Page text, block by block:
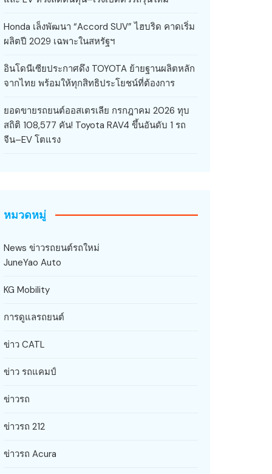
Honda เล็งพัฒนา “Accord SUV” ไฮบริด คาดเริ่ม
ผลิตปี 2029 เฉพาะในสหรัฐฯ
อินโดนีเซียประกาศดึง TOYOTA ย้ายฐานผลิตหลัก
จากไทย พร้อมให้ทุกสิทธิประโยชน์ที่ต้องการ
ยอดขายรถยนต์ออสเตรเลีย กรกฎาคม 2026 ทุบ
สถิติ 108,577 คัน! Toyota RAV4 ขึ้นอันดับ 1 รถ
จีน–EV โตแรง
หมวดหมู่
News ข่าวรถยนต์รถใหม่
JuneYao Auto
KG Mobility
การดูแลรถยนต์
ข่าว CATL
ข่าว รถแคมป์
ข่าวรถ
ข่าวรถ 212
ข่าวรถ Acura